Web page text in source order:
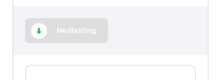
Nedlasting